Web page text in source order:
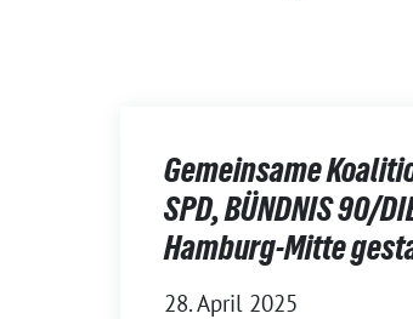
Gemeinsame
SPD, BÜNDNIS 90/
Hamburg-Mitte
28. April 2025